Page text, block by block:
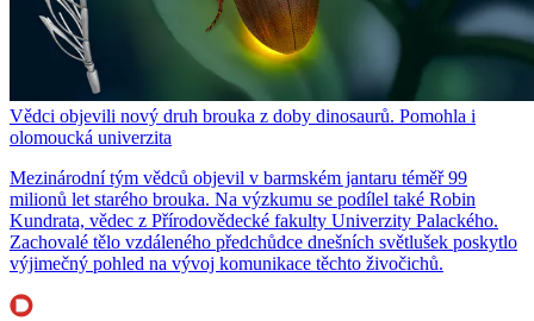
Vědci objevili nový druh brouka z doby dinosaurů. Pomohla i
olomoucká univerzita
Mezinárodní tým vědců objevil v barmském jantaru téměř 99
milionů let starého brouka. Na výzkumu se podílel také Robin
Kundrata, vědec z Přírodovědecké fakulty Univerzity Palackého.
Zachovalé tělo vzdáleného předchůdce dnešních světlušek poskytlo
výjimečný pohled na vývoj komunikace těchto živočichů.